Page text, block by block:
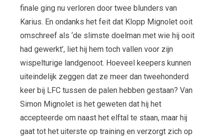
finale ging nu verloren door twee blunders van
Karius. En ondanks het feit dat Klopp Mignolet ooit
omschreef als ‘de slimste doelman met wie hij ooit
had gewerkt’, liet hij hem toch vallen voor zijn
wispelturige landgenoot. Hoeveel keepers kunnen
uiteindelijk zeggen dat ze meer dan tweehonderd
keer bij LFC tussen de palen hebben gestaan? Van
Simon Mignolet is het geweten dat hij het
accepteerde om naast het elftal te staan, maar hij
gaat tot het uiterste op training en verzorgt zich op